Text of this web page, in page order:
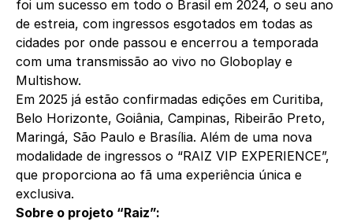
foi um sucesso em todo o Brasil em 2024, o seu ano
de estreia, com ingressos esgotados em todas as
cidades por onde passou e encerrou a temporada
com uma transmissão ao vivo no Globoplay e
Multishow.
Em 2025 já estão confirmadas edições em Curitiba,
Belo Horizonte, Goiânia, Campinas, Ribeirão Preto,
Maringá, São Paulo e Brasília. Além de uma nova
modalidade de ingressos o “RAIZ VIP EXPERIENCE”,
que proporciona ao fã uma experiência única e
exclusiva.
Sobre o projeto “Raiz”: